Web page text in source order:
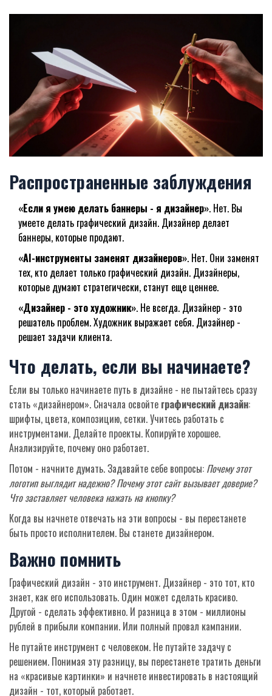
Распространенные заблуждения
«Если я умею делать баннеры - я дизайнер». Нет. Вы
умеете делать графический дизайн. Дизайнер делает
баннеры, которые продают.
«AI-инструменты заменят дизайнеров». Нет. Они заменят
тех, кто делает только графический дизайн. Дизайнеры,
которые думают стратегически, станут еще ценнее.
«Дизайнер - это художник». Не всегда. Дизайнер - это
решатель проблем. Художник выражает себя. Дизайнер -
решает задачи клиента.
Что делать, если вы начинаете?
Если вы только начинаете путь в дизайне - не пытайтесь сразу
стать «дизайнером». Сначала освойте графический дизайн:
шрифты, цвета, композицию, сетки. Учитесь работать с
инструментами. Делайте проекты. Копируйте хорошее.
Анализируйте, почему оно работает.
Потом - начните думать. Задавайте себе вопросы: Почему этот
логотип выглядит надежно? Почему этот сайт вызывает доверие?
Что заставляет человека нажать на кнопку?
Когда вы начнете отвечать на эти вопросы - вы перестанете
быть просто исполнителем. Вы станете дизайнером.
Важно помнить
Графический дизайн - это инструмент. Дизайнер - это тот, кто
знает, как его использовать. Один может сделать красиво.
Другой - сделать эффективно. И разница в этом - миллионы
рублей в прибыли компании. Или полный провал кампании.
Не путайте инструмент с человеком. Не путайте задачу с
решением. Понимая эту разницу, вы перестанете тратить деньги
на «красивые картинки» и начнете инвестировать в настоящий
дизайн - тот, который работает.